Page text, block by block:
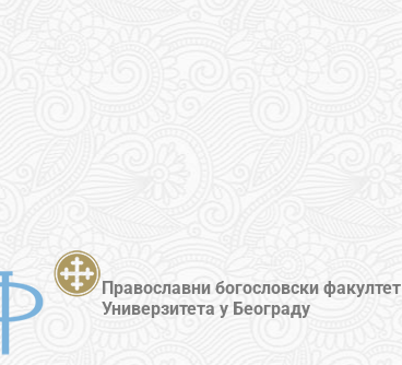
Православни богословски факултет
Универзитета у Београду